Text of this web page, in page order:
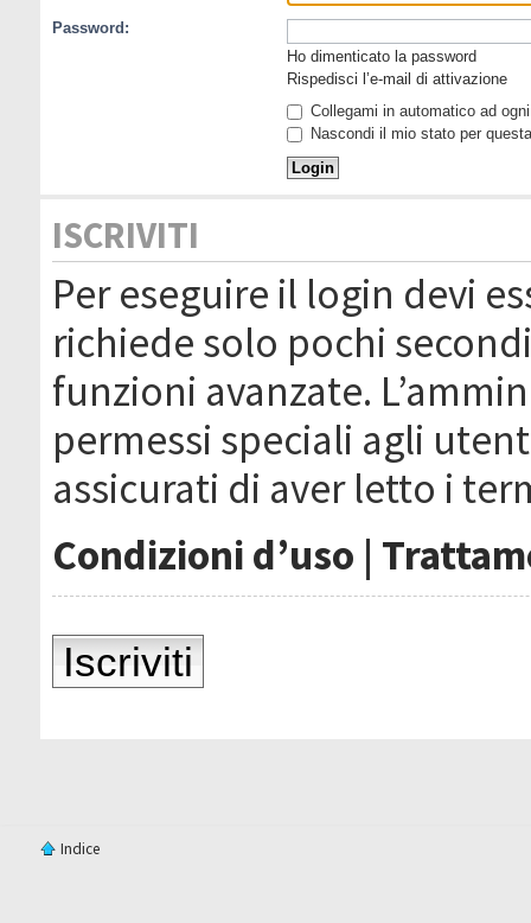
Password:
Ho dimenticato la password
Rispedisci l’e-mail di attivazione
Collegami in automatico ad
Nascondi il mio stato per
ISCRIVITI
Per eseguire il login devi
richiede solo pochi
funzioni avanzate.
permessi speciali agli
assicurati di aver letto i
Condizioni d’uso |
Iscriviti
Indice